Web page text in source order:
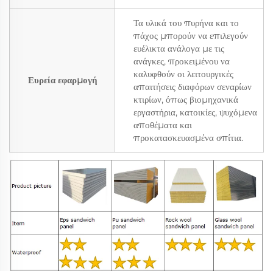
Ευρεία εφαρμογή
Τα υλικά του πυρήνα και το
πάχος μπορούν να επιλεγούν
ευέλικτα ανάλογα με τις
ανάγκες, προκειμένου να
καλυφθούν οι λειτουργικές
απαιτήσεις διαφόρων σεναρίων
κτιρίων, όπως βιομηχανικά
εργαστήρια, κατοικίες, ψυχόμενα
αποθέματα και
προκατασκευασμένα σπίτια.